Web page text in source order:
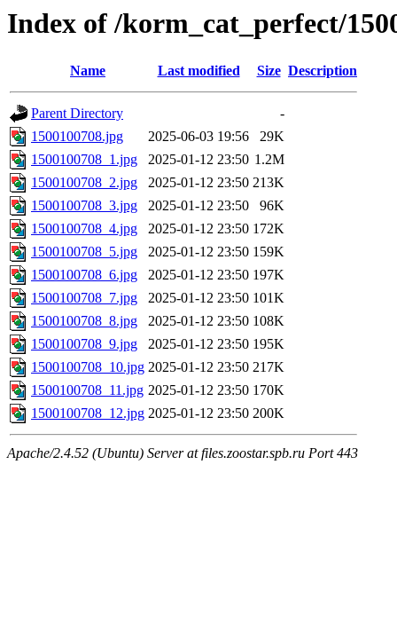
Index of /korm_cat_perfect/
Name Last modified Size Description
Parent Directory
-
1500100708.jpg
2025-06-03 19:56
29K
1500100708_1.jpg
2025-01-12 23:50 1.2M
1500100708_2.jpg
2025-01-12 23:50 213K
1500100708_3.jpg
2025-01-12 23:50
96K
1500100708_4.jpg
2025-01-12 23:50 172K
1500100708_5.jpg
2025-01-12 23:50 159K
1500100708_6.jpg
2025-01-12 23:50 197K
1500100708_7.jpg
2025-01-12 23:50 101K
1500100708_8.jpg
2025-01-12 23:50 108K
1500100708_9.jpg
2025-01-12 23:50 195K
1500100708_10.jpg 2025-01-12 23:50 217K
1500100708_11.jpg 2025-01-12 23:50 170K
1500100708_12.jpg 2025-01-12 23:50 200K
Apache/2.4.52 (Ubuntu) Server at files.zoostar.spb.ru Port 443